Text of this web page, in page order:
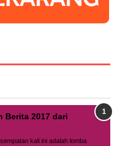
Berita 2017 dari
kali ini adalah lomba